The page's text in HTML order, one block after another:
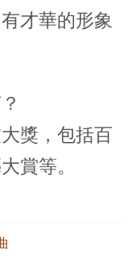
才華的形象
獎，包括百
賞等。